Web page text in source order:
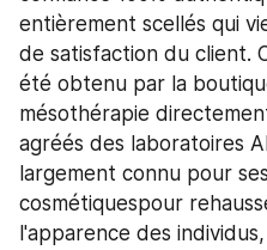
entièrement scellés qui
de satisfaction du client.
été obtenu par la
mésothérapie
agréés des laboratoires
largement connu pour ses
cosmétiquespour
l'apparence des